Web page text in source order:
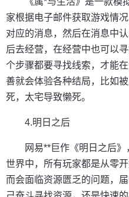
家根据电子邮件获取游戏情
对应的消息，然后在消息中
后去经营，在经营中也可以
个步骤都要寻找线索，才能
善就会体验各种结局，比如
死，太宅导致懒死。
4.明日之后
网易**巨作《明日之后
世界中，所有玩家都是从零
而会面临资源匮乏的问题，